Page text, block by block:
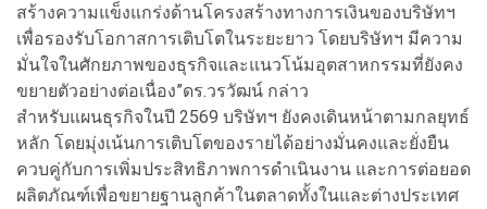
สร้างความแข็งแกร่งด้านโครงสร้างทางการเงินของบริษัทฯ
เพื่อรองรับโอกาสการเติบโตในระยะยาว โดยบริษัทฯ มีความ
มั่นใจในศักยภาพของธุรกิจและแนวโน้มอุตสาหกรรมที่ยังคง
ขยายตัวอย่างต่อเนื่อง”ดร.วรวัฒน์ กล่าว
สำหรับแผนธุรกิจในปี 2569 บริษัทฯ ยังคงเดินหน้าตามกลยุทธ์
หลัก โดยมุ่งเน้นการเติบโตของรายได้อย่างมั่นคงและยั่งยืน
ควบคู่กับการเพิ่มประสิทธิภาพการดำเนินงาน และการต่อยอด
ผลิตภัณฑ์เพื่อขยายฐานลูกค้าในตลาดทั้งในและต่างประเทศ